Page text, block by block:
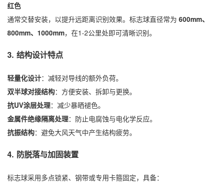
红色
通常交替安装，以提升远距离识别效果。标志球直径常为 600mm、
800mm、1000mm，在1-2公里处即可清晰识别。
3. 结构设计特点
轻量化设计：减轻对导线的额外负荷。
双半球对接结构：方便安装、拆卸与更换。
抗UV涂层处理：减少暴晒褪色。
金属件绝缘隔离处理：防止电腐蚀与电化学反应。
抗振结构：避免大风天气中产生结构疲劳。
4. 防脱落与加固装置
标志球采用多点锁紧、钢带或专用卡箍固定，具备：